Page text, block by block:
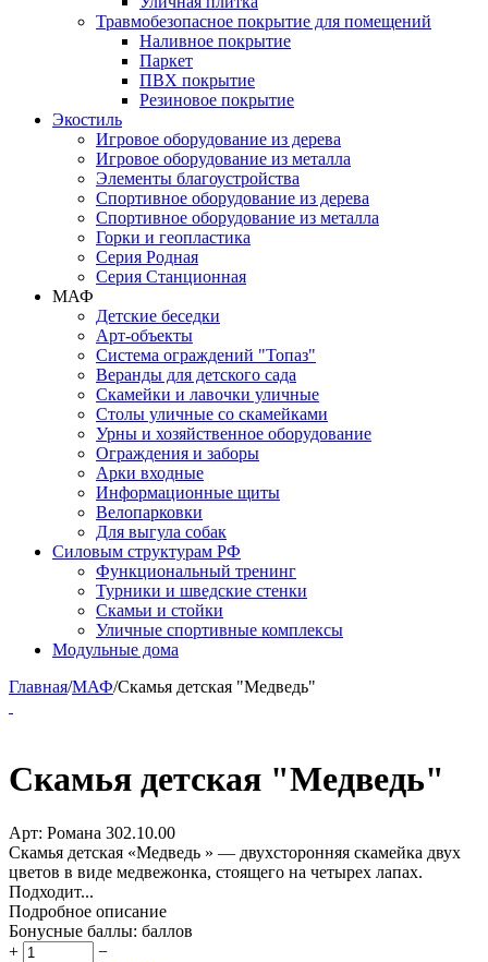
Травмобезопасное покрытие для помещений
Наливное покрытие
Паркет
ПВХ покрытие
Резиновое покрытие
Экостиль
Игровое оборудование из дерева
Игровое оборудование из металла
Элементы благоустройства
Спортивное оборудование из дерева
Спортивное оборудование из металла
Горки и геопластика
Серия Родная
Серия Станционная
МАФ
Детские беседки
Арт-объекты
Система ограждений "Топаз"
Веранды для детского сада
Скамейки и лавочки уличные
Столы уличные со скамейками
Урны и хозяйственное оборудование
Ограждения и заборы
Арки входные
Информационные щиты
Велопарковки
Для выгула собак
Силовым структурам РФ
Функциональный тренинг
Турники и шведские стенки
Скамьи и стойки
Уличные спортивные комплексы
Модульные дома
Главная/МАФ/Скамья детская "Медведь"
Скамья детская "Медведь"
Арт: Романа 302.10.00
Скамья детская «Медведь » — двухсторонняя скамейка двух
цветов в виде медвежонка, стоящего на четырех лапах.
Подходит...
Подробное описание
Бонусные баллы: баллов
+
−